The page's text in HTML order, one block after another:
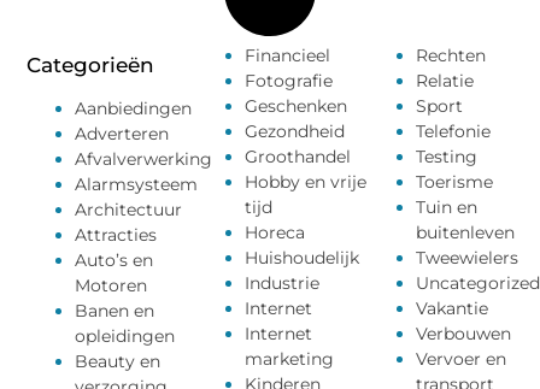
Categorieën
Aanbiedingen
Adverteren
Afvalverwerking
Alarmsysteem
Architectuur
Attracties
Auto’s en
Motoren
Banen en
opleidingen
Beauty en
Financieel
Fotografie
Geschenken
Gezondheid
Groothandel
Hobby en vrije
tijd
Horeca
Huishoudelijk
Industrie
Internet
Internet
marketing
Kinderen
Rechten
Relatie
Sport
Telefonie
Testing
Toerisme
Tuin en
buitenleven
Tweewielers
Uncategorized
Vakantie
Verbouwen
Vervoer en
transport